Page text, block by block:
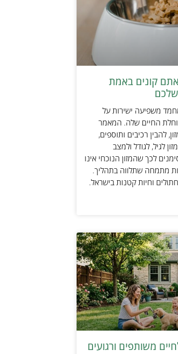
קונים באמת
משפיעה ישירות על
החיים שלה. המאמר
להבין רכיבים ותוספים,
לגיל, לגודל ולמצב
לכך שהמזון הנוכחי אינו
מתמחה שתלווה בתהליך.
וחיות קטנות בישראל.
משותפים ורגועים